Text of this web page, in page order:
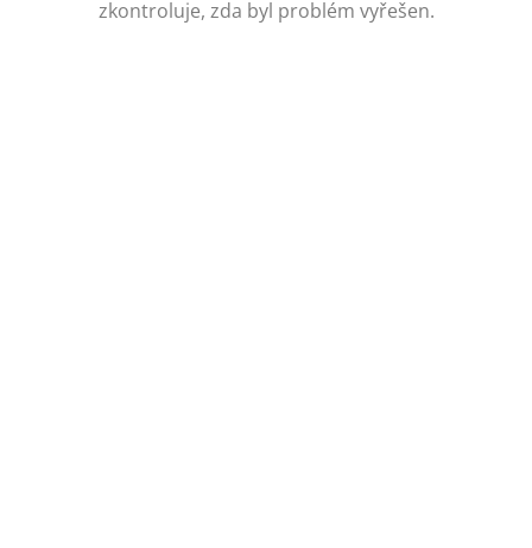
zkontroluje, zda byl problém vyřešen.